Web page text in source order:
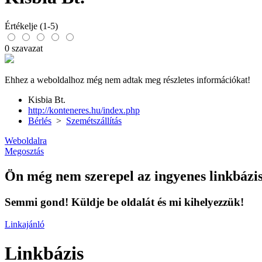
Értékelje (1-5)
0 szavazat
Ehhez a weboldalhoz még nem adtak meg részletes információkat!
Kisbia Bt.
http://konteneres.hu/index.php
Bérlés > Szemétszállítás
Weboldalra
Megosztás
Ön még nem szerepel az ingyenes
Semmi gond! Küldje be oldalát és mi kihelyezzük!
Linkajánló
Linkbázis